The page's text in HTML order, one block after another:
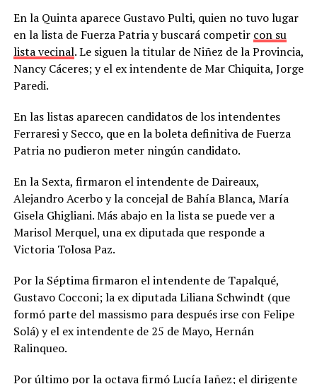
En la Quinta aparece Gustavo Pulti, quien no tuvo lugar
en la lista de Fuerza Patria y buscará competir con su
lista vecinal. Le siguen la titular de Niñez de la Provincia,
Nancy Cáceres; y el ex intendente de Mar Chiquita, Jorge
Paredi.
En las listas aparecen candidatos de los intendentes
Ferraresi y Secco, que en la boleta definitiva de Fuerza
Patria no pudieron meter ningún candidato.
En la Sexta, firmaron el intendente de Daireaux,
Alejandro Acerbo y la concejal de Bahía Blanca, María
Gisela Ghigliani. Más abajo en la lista se puede ver a
Marisol Merquel, una ex diputada que responde a
Victoria Tolosa Paz.
Por la Séptima firmaron el intendente de Tapalqué,
Gustavo Cocconi; la ex diputada Liliana Schwindt (que
formó parte del massismo para después irse con Felipe
Solá) y el ex intendente de 25 de Mayo, Hernán
Ralinqueo.
Por último por la octava firmó Lucía Iañez; el dirigente